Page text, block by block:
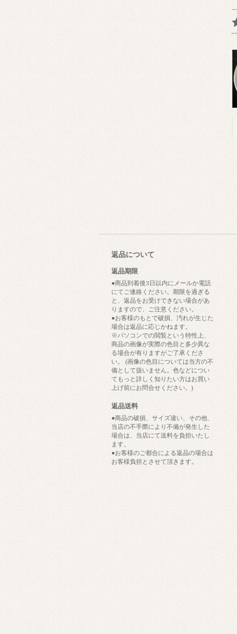
返品について
返品期限
●商品到着後3日以内にメールか電話
にてご連絡ください。期限を過ぎる
と、返品をお受けできない場合があ
りますので、ご注意ください。
●お客様のもとで破損、汚れが生じた
場合は返品に応じかねます。
※パソコンでの閲覧という特性上、
商品の画像が実際の色目と多少異な
る場合が有りますがご了承くださ
い。 (画像の色目については当方の不
備として扱いません。色などについ
てもっと詳しく知りたい方はお買い
上げ前にお問合せください。)
返品送料
●商品の破損、サイズ違い、その他、
当店の不手際により不備が発生した
場合は、当店にて送料を負担いたし
ます。
●お客様のご都合による返品の場合は
お客様負担とさせて頂きます。